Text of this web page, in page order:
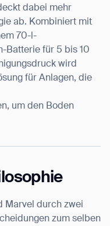
dabei mehr
ab. Kombiniert mit
70-l-
Batterie für 5 bis 10
wird
für Anlagen, die
um den Boden
Marvel durch zwei
zum selben